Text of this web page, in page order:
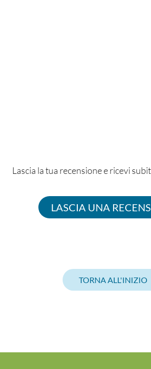
Lascia la tua recensione e ricevi
LASCIA UNA
TORNA ALL'INIZIO